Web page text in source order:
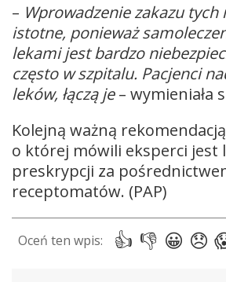
– Wprowadzenie zakazu
istotne, ponieważ
lekami jest bardzo
często w szpitalu. Pacjenci
leków, łączą je– wymieniała
Kolejną ważną
o której mówili eksperci jest
preskrypcji za
receptomatów. (PAP)